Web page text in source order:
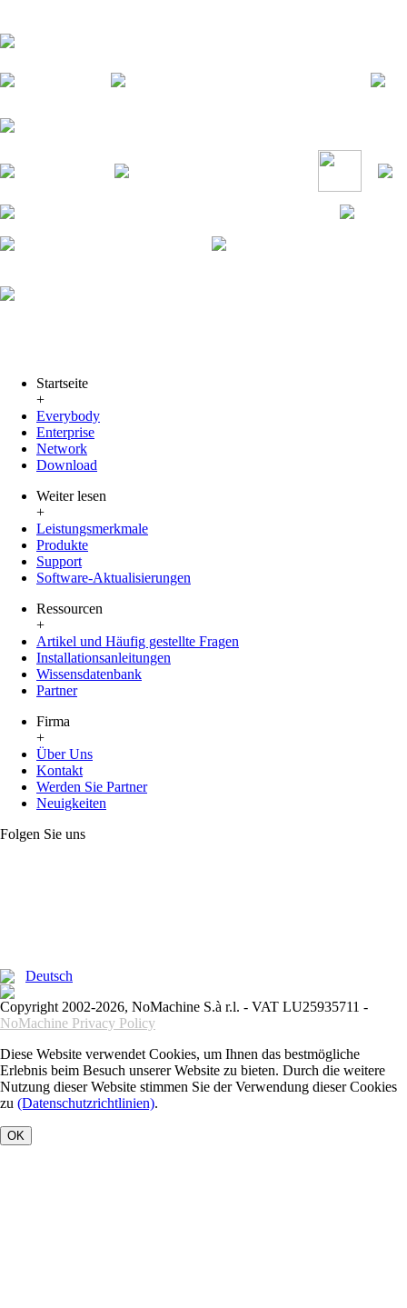
Startseite
+
Everybody
Enterprise
Network
Download
Weiter lesen
+
Leistungsmerkmale
Produkte
Support
Software-Aktualisierungen
Ressourcen
+
Artikel und Häufig gestellte Fragen
Installationsanleitungen
Wissensdatenbank
Partner
Firma
+
Über Uns
Kontakt
Werden Sie Partner
Neuigkeiten
Folgen Sie uns
Deutsch
Copyright 2002-2026, NoMachine S.à r.l. - VAT LU25935711 -
NoMachine Privacy Policy
Diese Website verwendet Cookies, um Ihnen das bestmögliche
Erlebnis beim Besuch unserer Website zu bieten. Durch die weitere
Nutzung dieser Website stimmen Sie der Verwendung dieser Cookies
zu (Datenschutzrichtlinien).